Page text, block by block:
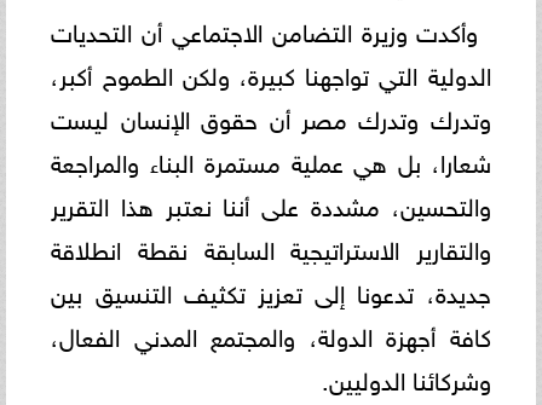
وأكدت وزيرة التضامن الاجتماعي أن التحديات
الدولية التي تواجهنا كبيرة، ولكن الطموح أكبر،
وتدرك وتدرك مصر أن حقوق الإنسان ليست
شعارا، بل هي عملية مستمرة البناء والمراجعة
والتحسين، مشددة على أننا نعتبر هذا التقرير
والتقارير الاستراتيجية السابقة نقطة انطلاقة
جديدة، تدعونا إلى تعزيز تكثيف التنسيق بين
كافة أجهزة الدولة، والمجتمع المدني الفعال،
وشركائنا الدوليين.